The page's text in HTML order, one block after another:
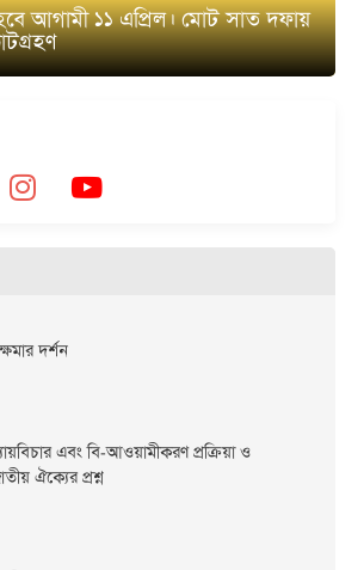
আগামী ১১ এপ্রিল। মোট সাত দফায়
দর্শন
এবং বি-আওয়ামীকরণ প্রক্রিয়া ও
ঐক্যের প্রশ্ন